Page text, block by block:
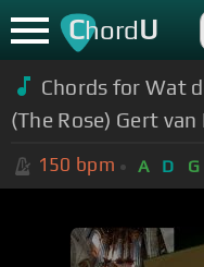
ChordU
Chords for Wat
(The Rose) Gert
150 bpm A D G